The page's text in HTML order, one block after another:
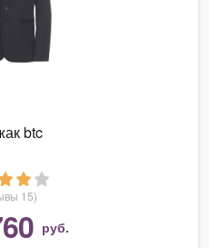
btc
15)
руб.